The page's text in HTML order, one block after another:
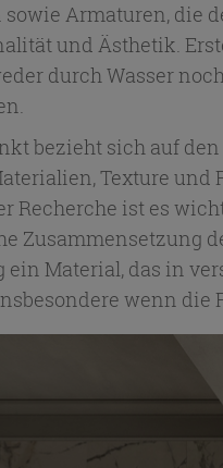
sowie Armaturen, die
und Ästhetik.
durch Wasser
bezieht sich auf
Texture und
Recherche ist es
Zusammensetzung
ein Material, das in
wenn